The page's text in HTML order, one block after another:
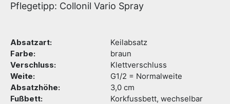
Pflegetipp: Collonil Vario Spray
Absatzart:
Keilabsatz
Farbe:
braun
Verschluss:
Klettverschluss
Weite:
G1/2 = Normalweite
Absatzhöhe:
3,0 cm
Fußbett:
Korkfussbett, wechselbar